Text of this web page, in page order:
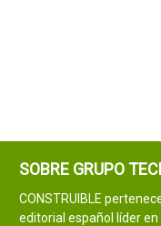
SOBRE GRUPO
CONSTRUIBLE
editorial español líder